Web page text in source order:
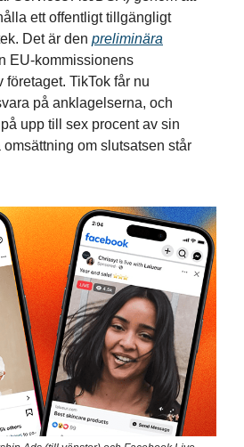
ett offentligt tillgängligt
Det är den preliminära
EU-kommissionens
företaget. TikTok får nu
på anklagelserna, och
upp till sex procent av sin
om slutsatsen står